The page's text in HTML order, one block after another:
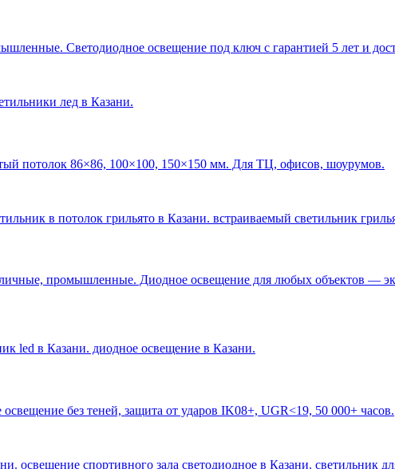
Светодиодное освещение под ключ с гарантией 5 лет и
лед в Казани.
потолок 86×86, 100×100, 150×150 мм. Для ТЦ, офисов, шоурумов.
в потолок грильято в Казани. встраиваемый светильник
промышленные. Диодное освещение для любых объектов —
led в Казани. диодное освещение в Казани.
без теней, защита от ударов IK08+, UGR<19, 50 000+ часов.
освещение спортивного зала светодиодное в Казани. светильник